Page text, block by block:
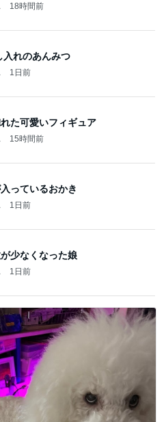
18時間前
入れのあんみつ
1日前
た可愛いフィギュア
15時間前
っているおかき
1日前
少なくなった娘
1日前